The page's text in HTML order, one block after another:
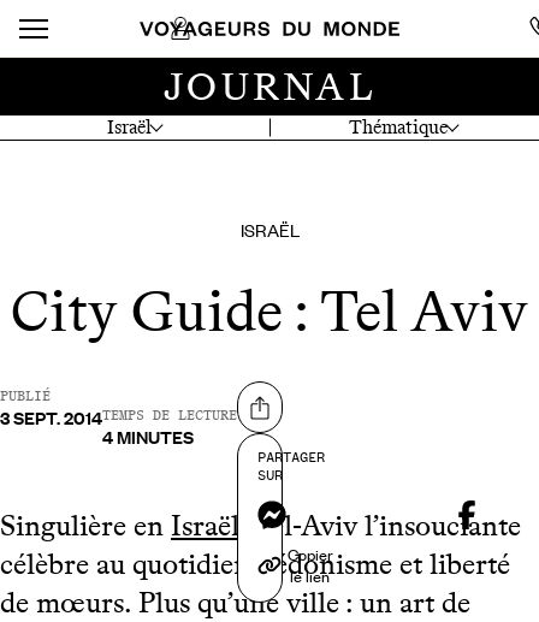
Israël Thématique
JOURNAL
ISRAËL
City Guide : Tel Aviv
PUBLIÉ
3 SEPT. 2014TEMPS DE LECTURE
4 MINUTES
Partager sur
PARTAGER
SUR
Messenger
Copier
le lien
Singulière en Israël , Tel-Aviv l’insouciante
célèbre au quotidien hédonisme et liberté
de mœurs. Plus qu’une ville : un art de